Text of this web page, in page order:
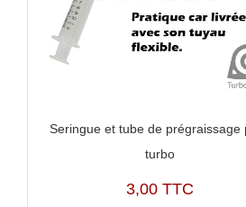
Seringue et tube de prégraissage
turbo
3,00 TTC